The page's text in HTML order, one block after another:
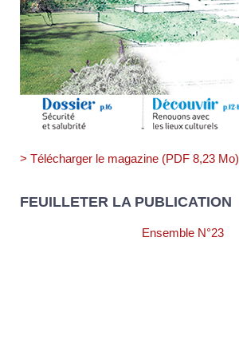
> Télécharger le magazine (PDF 8,23 Mo)
FEUILLETER LA PUBLICATION
Ensemble N°23